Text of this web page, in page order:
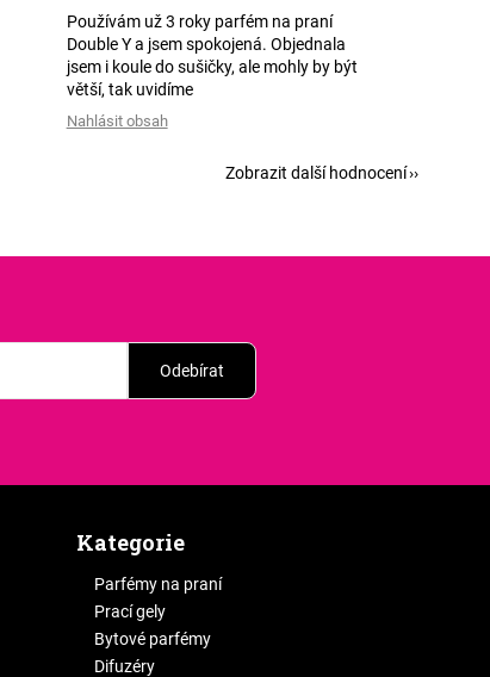
Používám už 3 roky parfém na praní
Double Y a jsem spokojená. Objednala
jsem i koule do sušičky, ale mohly by být
větší, tak uvidíme
Nahlásit obsah
Zobrazit další hodnocení
Odebírat
Kategorie
Parfémy na praní
Prací gely
Bytové parfémy
Difuzéry